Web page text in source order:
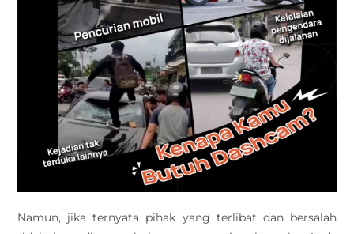
Namun, jika ternyata pihak yang terlibat dan bersalah